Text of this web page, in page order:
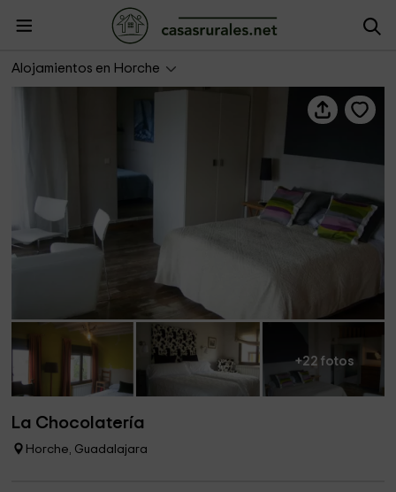
Alojamientos en Horche
+22 fotos
La Chocolatería
Horche, Guadalajara